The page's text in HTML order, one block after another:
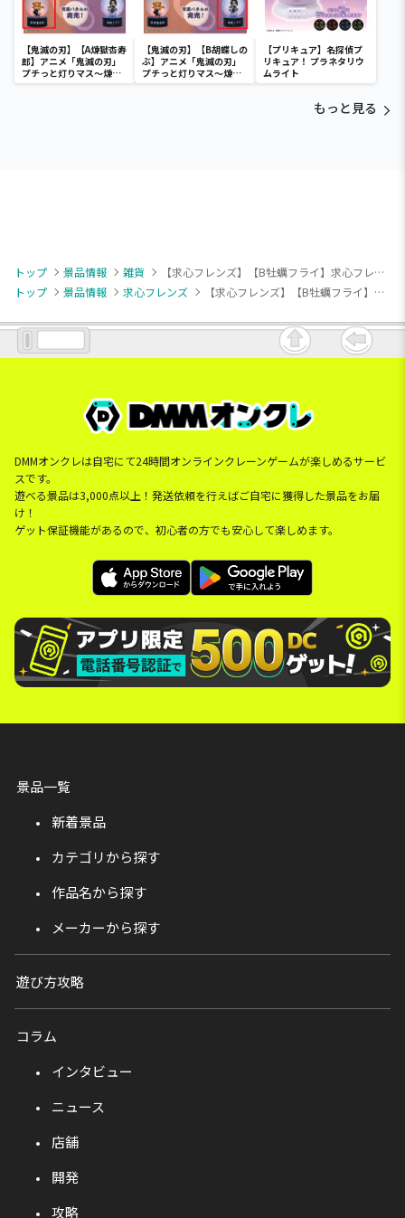
【鬼滅の刃】【A煉獄杏寿
郎】アニメ「鬼滅の刃」
プチっと灯りマス～煉獄
杏寿郎・胡蝶しのぶ～
【鬼滅の刃】【B胡蝶しの
ぶ】アニメ「鬼滅の刃」
プチっと灯りマス～煉獄
杏寿郎・胡蝶しのぶ～
【プリキュア】名探偵プ
リキュア！ プラネタリウ
ムライト
もっと見る
トップ 景品情報 雑貨
【求心フレンズ】【B牡蠣フライ】求心フレンズ 牡蠣ウォールポケット
トップ
景品情報 求心フレンズ 【求心フレンズ】【B牡蠣フライ】求心フレンズ 牡蠣ウォールポケット
DMMオンクレは自宅にて24時間オンラインクレーンゲームが楽しめるサービ
スです。
遊べる景品は3,000点以上！発送依頼を行えばご自宅に獲得した景品をお届
け！
ゲット保証機能があるので、初心者の方でも安心して楽しめます。
景品一覧
新着景品
カテゴリから探す
作品名から探す
メーカーから探す
遊び方攻略
コラム
インタビュー
ニュース
店舗
開発
攻略